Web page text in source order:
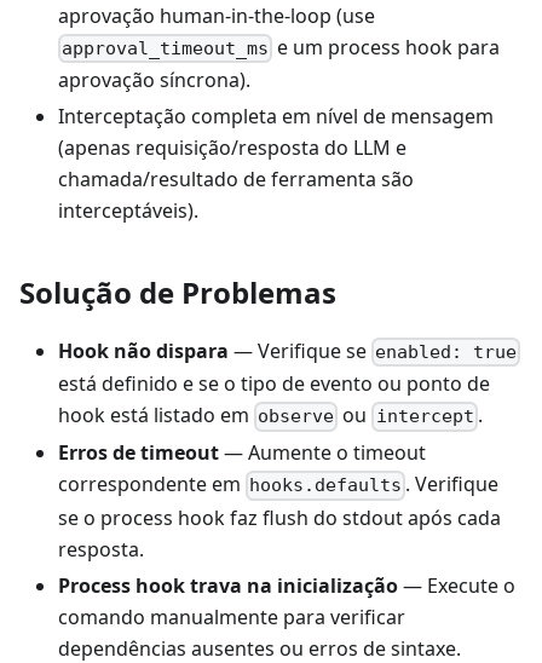
aprovação human-in-the-loop (use
approval_timeout_ms e um process hook para
aprovação síncrona).
Interceptação completa em nível de mensagem
(apenas requisição/resposta do LLM e
chamada/resultado de ferramenta são
interceptáveis).
Solução de Problemas
Hook não dispara — Verifique se enabled: true
está definido e se o tipo de evento ou ponto de
hook está listado em observe ou intercept .
Erros de timeout— Aumente o timeout
correspondente em hooks.defaults . Verifique
se o process hook faz flush do stdout após cada
resposta.
Process hook trava na inicialização— Execute o
comando manualmente para verificar
dependências ausentes ou erros de sintaxe.